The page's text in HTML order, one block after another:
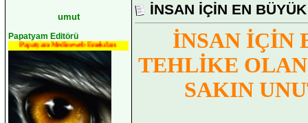
umut
Papatyam Editörü
Papatyam Medineweb Emekdarı
İNSAN İÇİN EN
İNSAN İÇİN
TEHLİKE
SAKIN